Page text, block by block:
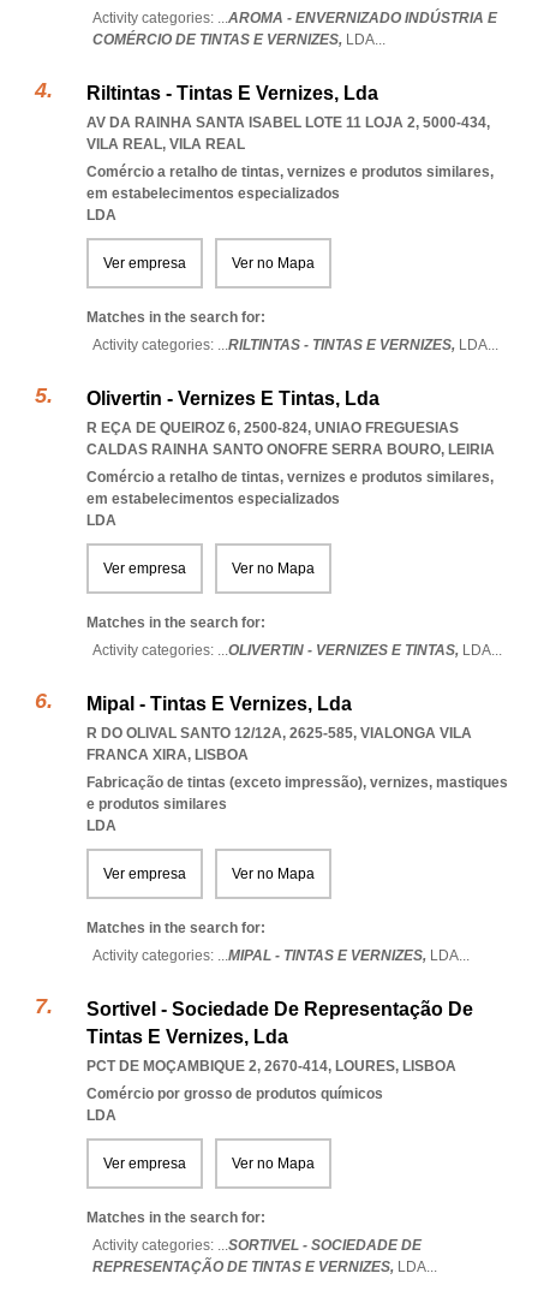
Activity categories: ...AROMA - ENVERNIZADO INDÚSTRIA E
COMÉRCIO DE TINTAS E VERNIZES, LDA...
Riltintas - Tintas E Vernizes, Lda
AV DA RAINHA SANTA ISABEL LOTE 11 LOJA 2, 5000-434,
VILA REAL, VILA REAL
Comércio a retalho de tintas, vernizes e produtos similares,
em estabelecimentos especializados
LDA
Ver empresa Ver no Mapa
Matches in the search for:
Activity categories: ...RILTINTAS - TINTAS E VERNIZES, LDA...
Olivertin - Vernizes E Tintas, Lda
R EÇA DE QUEIROZ 6, 2500-824, UNIAO FREGUESIAS
CALDAS RAINHA SANTO ONOFRE SERRA BOURO, LEIRIA
Comércio a retalho de tintas, vernizes e produtos similares,
em estabelecimentos especializados
LDA
Ver empresa Ver no Mapa
Matches in the search for:
Activity categories: ...OLIVERTIN - VERNIZES E TINTAS, LDA...
Mipal - Tintas E Vernizes, Lda
R DO OLIVAL SANTO 12/12A, 2625-585, VIALONGA VILA
FRANCA XIRA, LISBOA
Fabricação de tintas (exceto impressão), vernizes, mastiques
e produtos similares
LDA
Ver empresa Ver no Mapa
Matches in the search for:
Activity categories: ...MIPAL - TINTAS E VERNIZES, LDA...
Sortivel - Sociedade De Representação De
Tintas E Vernizes, Lda
PCT DE MOÇAMBIQUE 2, 2670-414, LOURES, LISBOA
Comércio por grosso de produtos químicos
LDA
Ver empresa Ver no Mapa
Matches in the search for:
Activity categories: ...SORTIVEL - SOCIEDADE DE
REPRESENTAÇÃO DE TINTAS E VERNIZES, LDA...